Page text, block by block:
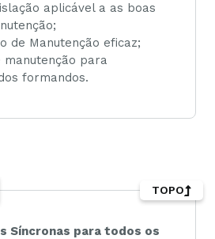
aplicável a as boas
de Manutenção eficaz;
para
formandos.
Síncronas para todos os
TOPO